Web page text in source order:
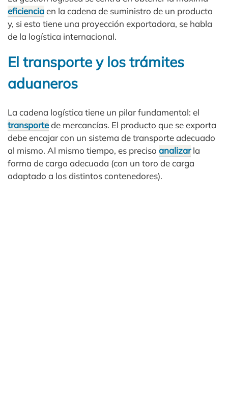
eficienciaen la cadena de suministro de un producto
y, si esto tiene una proyección exportadora, se habla
de la logística internacional.
El transporte y los trámites
aduaneros
La cadena logística tiene un pilar fundamental: el
transportede mercancías. El producto que se exporta
debe encajar con un sistema de transporte adecuado
al mismo. Al mismo tiempo, es preciso analizarla
forma de carga adecuada (con un toro de carga
adaptado a los distintos contenedores).